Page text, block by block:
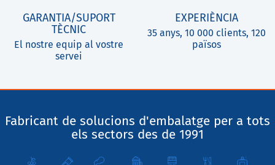
GARANTIA/SUPORT
TÈCNIC
El nostre equip al vostre
servei
EXPERIÈNCIA
35 anys, 10 000 clients, 120
països
Fabricant de solucions d'embalatge per a tots
els sectors des de 1991